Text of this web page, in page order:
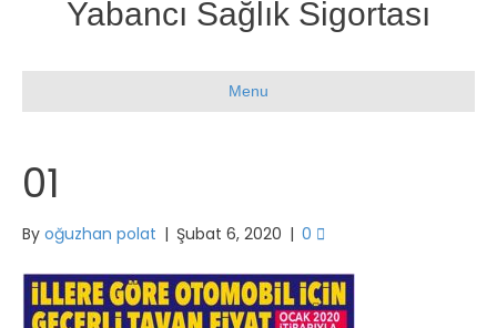
Yabancı Sağlık Sigortası
Menu
01
By oğuzhan polat | Şubat 6, 2020 | 0